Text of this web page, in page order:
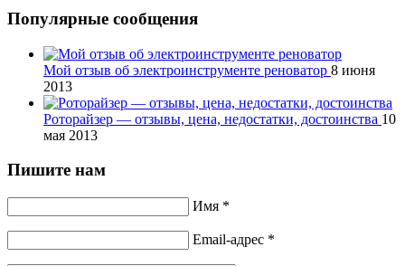
Популярные сообщения
Мой отзыв об электроинструменте реноватор 8 июня
2013
Роторайзер — отзывы, цена, недостатки, достоинства 10
мая 2013
Пишите нам
Имя *
Email-адрес *